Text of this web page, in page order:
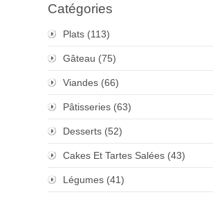
Catégories
Plats (113)
Gâteau (75)
Viandes (66)
Pâtisseries (63)
Desserts (52)
Cakes Et Tartes Salées (43)
Légumes (41)